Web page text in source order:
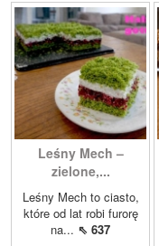
Leśny Mech –
zielone,...
Leśny Mech to ciasto,
które od lat robi furorę
na... ⇖ 637